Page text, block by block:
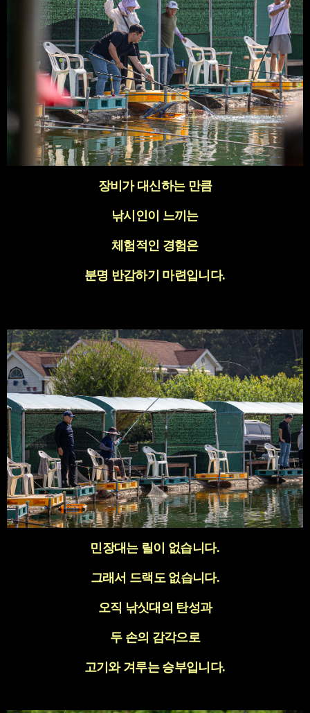
장비가 대신하는 만큼
낚시인이 느끼는
체험적인 경험은
분명 반감하기 마련입니다.
민장대는 릴이 없습니다.
그래서 드랙도 없습니다.
오직 낚싯대의 탄성과
두 손의 감각으로
고기와 겨루는 승부입니다.